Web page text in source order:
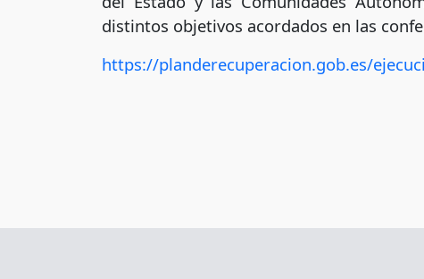
distintos objetivos acordados en las
https://planderecuperacion.gob.es/